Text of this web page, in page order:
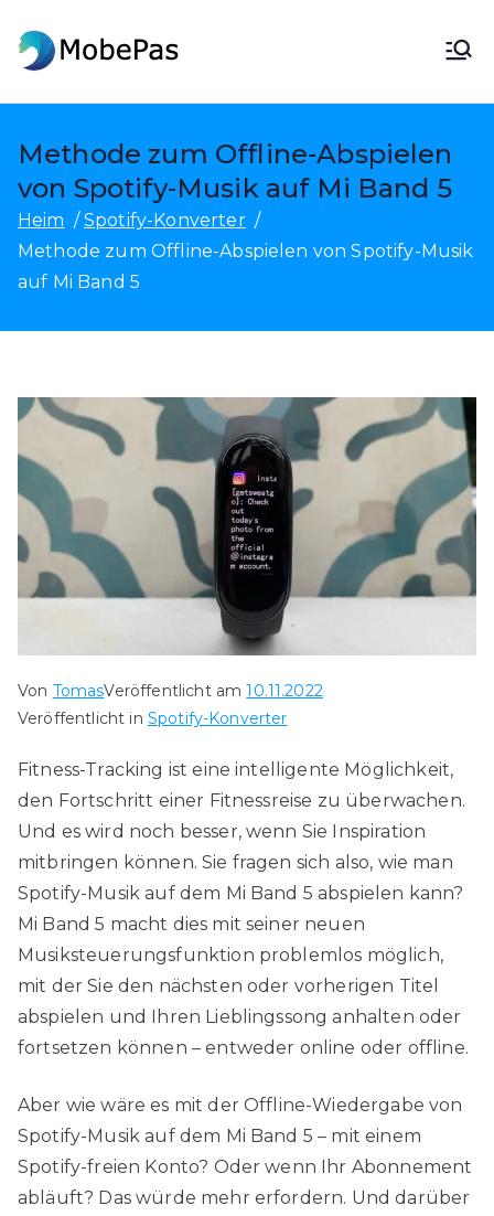
Inhalt
springen
mobile Übertragung
Methode zum Offline-Abspielen
von Spotify-Musik auf Mi Band 5
Heim
Spotify-Konverter
Methode zum Offline-Abspielen von Spotify-Musik
auf Mi Band 5
Von TomasVeröffentlicht am10.11.2022
Veröffentlicht in Spotify-Konverter
Fitness-Tracking ist eine intelligente Möglichkeit,
den Fortschritt einer Fitnessreise zu überwachen.
Und es wird noch besser, wenn Sie Inspiration
mitbringen können. Sie fragen sich also, wie man
Spotify-Musik auf dem Mi Band 5 abspielen kann?
Mi Band 5 macht dies mit seiner neuen
Musiksteuerungsfunktion problemlos möglich,
mit der Sie den nächsten oder vorherigen Titel
abspielen und Ihren Lieblingssong anhalten oder
fortsetzen können – entweder online oder offline.
Aber wie wäre es mit der Offline-Wiedergabe von
Spotify-Musik auf dem Mi Band 5 – mit einem
Spotify-freien Konto? Oder wenn Ihr Abonnement
abläuft? Das würde mehr erfordern. Und darüber